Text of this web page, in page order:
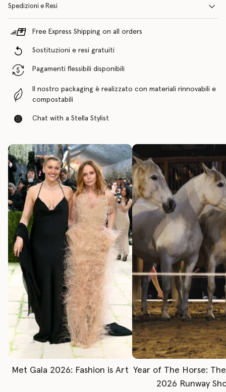
Spedizioni e Resi
Free Express Shipping on all orders
Sostituzioni e resi gratuiti
Pagamenti flessibili disponibili
Il nostro packaging è realizzato con materiali rinnovabili e
compostabili
Chat with a Stella Stylist
Met Gala 2026: Fashion is Art Year of The Horse:
2026 Runway